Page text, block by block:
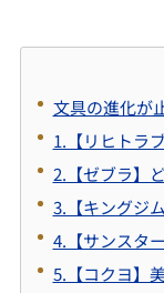
文具の進化が
1.【リヒトラ
2.【ゼブラ】
3.【キングジ
4.【サンスタ
5.【コクヨ】